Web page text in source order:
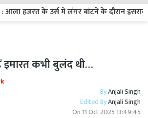
हजरत के उर्स में लंगर बांटने के दौरान इसरार
कभी बुलंद थी…
ByAnjali Singh
Edited ByAnjali Singh
On 11 Oct 2025 13:49:45